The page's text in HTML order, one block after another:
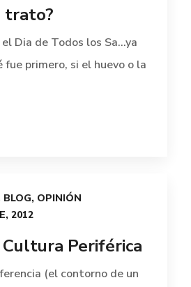
trato?
Dia de Todos los Sa…ya
fue primero, si el huevo o la
BLOG, OPINIÓN
2012
Periférica
(el contorno de un